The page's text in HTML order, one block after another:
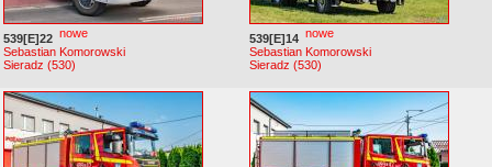
539[E]22 nowe
Sebastian Komorowski
Sieradz (530)
539[E]14 nowe
Sebastian Komorowski
Sieradz (530)